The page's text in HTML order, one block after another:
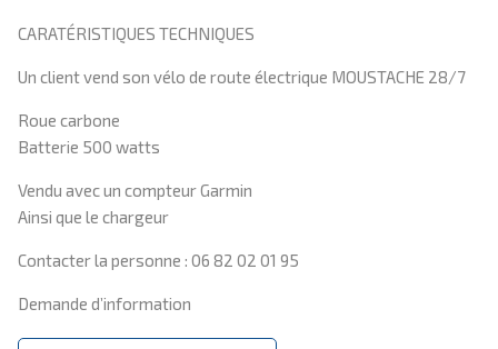
CARATÉRISTIQUES TECHNIQUES
Un client vend son vélo de route électrique MOUSTACHE 28/7
Roue carbone
Batterie 500 watts
Vendu avec un compteur Garmin
Ainsi que le chargeur
Contacter la personne : 06 82 02 01 95
Demande d’information